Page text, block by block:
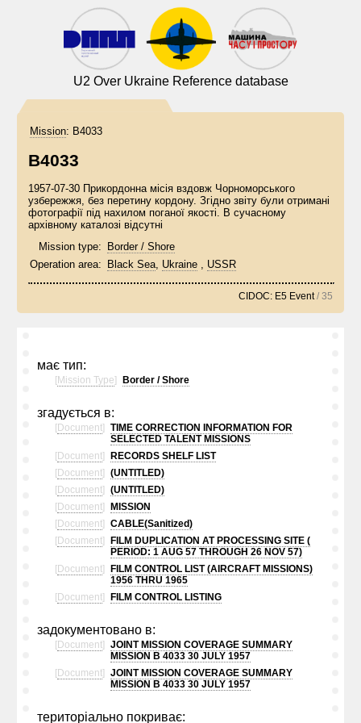
U2 Over Ukraine Reference database
Mission: B4033
B4033
1957-07-30 Прикордонна місія вздовж Чорноморського
узбережжя, без перетину кордону. Згідно звіту були отримані
фотографії під нахилом поганої якості. В сучасному
архівному каталозі відсутні
Mission type:
Border / Shore
Operation area:
Black Sea, Ukraine , USSR
CIDOC: E5 Event/ 35
має тип:
[Mission Type] Border / Shore
згадується в:
[Document]
TIME CORRECTION INFORMATION FOR
SELECTED TALENT MISSIONS
[Document]
RECORDS SHELF LIST
[Document]
(UNTITLED)
[Document]
(UNTITLED)
[Document]
MISSION
[Document]
CABLE(Sanitized)
[Document]
FILM DUPLICATION AT PROCESSING SITE (
PERIOD: 1 AUG 57 THROUGH 26 NOV 57)
[Document]
FILM CONTROL LIST (AIRCRAFT MISSIONS)
1956 THRU 1965
[Document] FILM CONTROL LISTING
задокументовано в:
[Document]
JOINT MISSION COVERAGE SUMMARY
MISSION B 4033 30 JULY 1957
[Document]
JOINT MISSION COVERAGE SUMMARY
MISSION B 4033 30 JULY 1957
територіально покриває: